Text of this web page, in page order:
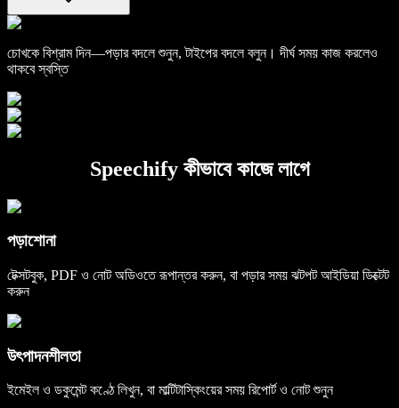
চোখকে বিশ্রাম দিন—পড়ার বদলে শুনুন, টাইপের বদলে বলুন। দীর্ঘ সময় কাজ করলেও
থাকবে স্বস্তি
Speechify কীভাবে কাজে লাগে
পড়াশোনা
টেক্সটবুক, PDF ও নোট অডিওতে রূপান্তর করুন, বা পড়ার সময় ঝটপট আইডিয়া ডিক্টেট
করুন
উৎপাদনশীলতা
ইমেইল ও ডকুমেন্ট কণ্ঠে লিখুন, বা মাল্টিটাস্কিংয়ের সময় রিপোর্ট ও নোট শুনুন